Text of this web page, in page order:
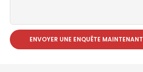
ENVOYER UNE ENQUÊTE MAINTENANT